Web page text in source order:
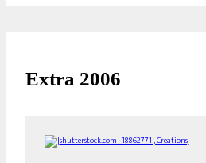
Extra 2006